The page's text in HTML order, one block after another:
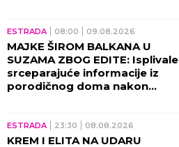
ESTRADA 08:00 09.08.2026
MAJKE ŠIROM BALKANA U
SUZAMA ZBOG EDITE: Isplivale
srceparajuće informacije iz
porodičnog doma nakon
ESTRADA 23:30 08.08.2026
KREM I ELITA NA UDARU